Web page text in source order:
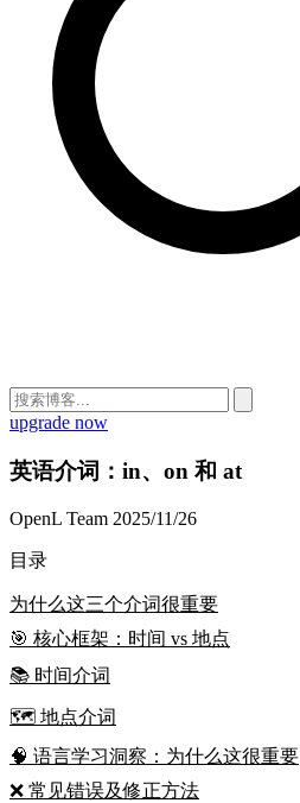
upgrade now
英语介词：in、on 和 at
OpenL Team 2025/11/26
目录
为什么这三个介词很重要
🎯 核心框架：时间 vs 地点
📚 时间介词
🗺️ 地点介词
🧠 语言学习洞察：为什么这很重要
❌ 常见错误及修正方法